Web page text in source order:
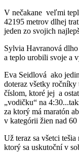
V nečakane veľmi
42195 metrov dlhej
jeden zo svojich
Sylvia Havranová
a teplo urobili svoje a
Eva Seidlová ako
doteraz všetky ročníky
číslom, ktoré jej a
„vodičku“ na
za ktorý má maratón
v kategórii žien nad
Už teraz sa všetci
ktorý sa uskutoční v